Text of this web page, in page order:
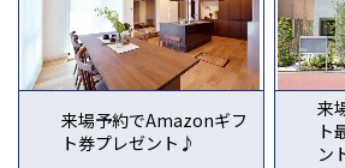
来場予約でAmazonギフ
ト券プレゼント♪
来
ト
ン